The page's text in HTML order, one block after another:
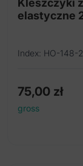
Kleszczyki
elastyczne
Index: HO-148-
75,00 zł
gross